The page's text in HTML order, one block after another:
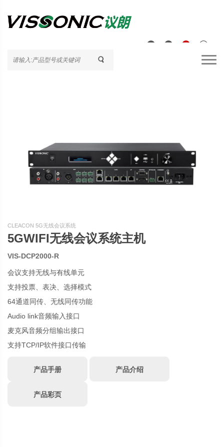
CLEACON 5G无线会议系统
5GWIFI无线会议系统主机
VIS-DCP2000-R
会议支持无线与有线单元
支持投票、表决、选择模式
64通道同传、无线同传功能
Audio link音频输入接口
麦克风音频分组输出接口
支持TCP/IP软件接口传输
产品手册 产品介绍
产品彩页